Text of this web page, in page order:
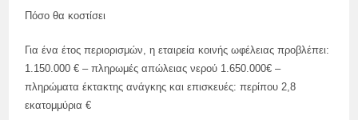
Πόσο θα κοστίσει
Για ένα έτος περιορισμών, η εταιρεία κοινής ωφέλειας προβλέπει:
1.150.000 € – πληρωμές απώλειας νερού 1.650.000€ –
πληρώματα έκτακτης ανάγκης και επισκευές: περίπου 2,8
εκατομμύρια €